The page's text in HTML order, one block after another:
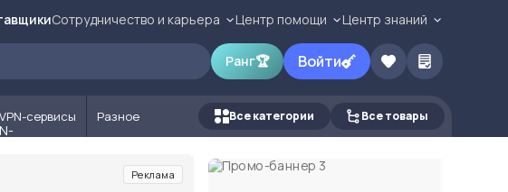
Сотрудничество и карьера Центр помощи Центр знаний
Ранг🏆 Войти
VPN-сервисы Разное Все категории Все товары
Реклама